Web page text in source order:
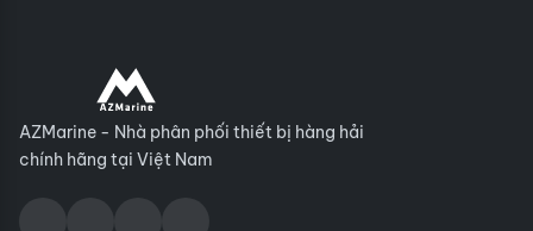
AZMarine - Nhà phân phối thiết bị hàng hải
chính hãng tại Việt Nam